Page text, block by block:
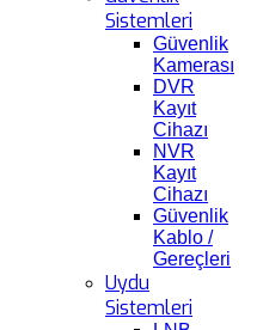
Sistemleri
Güvenlik
Kamerası
DVR
Kayıt
Cihazı
NVR
Kayıt
Cihazı
Güvenlik
Kablo /
Gereçleri
Uydu
Sistemleri